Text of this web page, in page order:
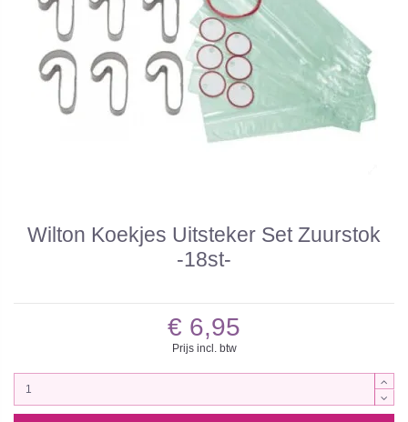
Wilton Koekjes Uitsteker Set Zuurstok
-18st-
€ 6,95
Prijs incl. btw